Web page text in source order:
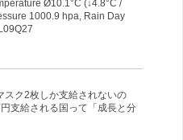
Ø10.1°C (↓4.8°C /
1000.9 hpa, Rain Day
スク2枚しか支給されないの
支給される国って「成長と分